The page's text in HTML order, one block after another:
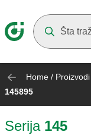
Home / Proizvodi
145895
Serija 145